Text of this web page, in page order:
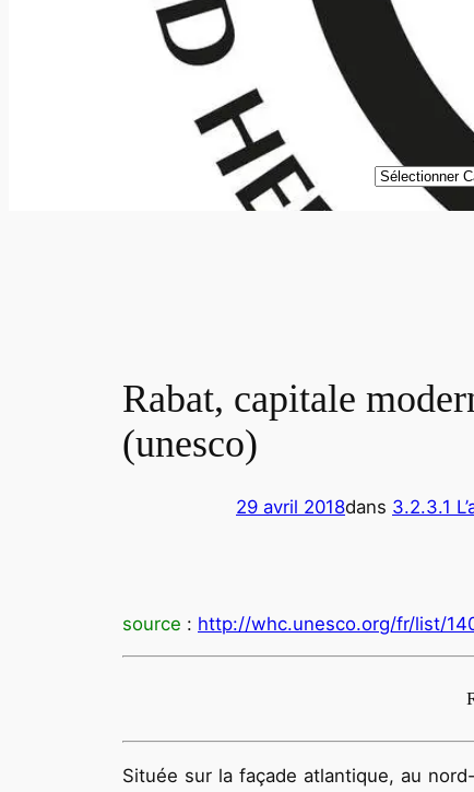
Catégories
Rabat, capitale
(unesco)
29 avril 2018dans 3.2.3.1
source : http://whc.unesco.org/fr/list/
Située sur la façade atlantique, au